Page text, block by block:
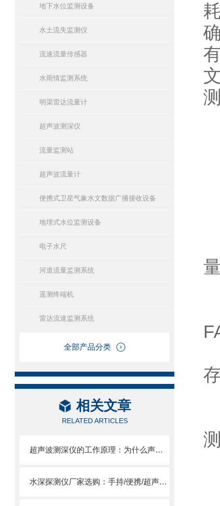
地下水位监测设备
水土流失监测仪
流速流量传感器
水雨情监测系统
明渠雷达流量计
超声波测深仪
流量监测站
超声波流量计
便携式卫星气象水文数据广播接收设备
地埋式水位监测设备
电子水尺
河道流量监测系统
遥测终端机
雷达流速监测系统
全部产品分类
相关文章
RELATED ARTICLES
超声波测深仪的工作原理：为什么声波能测水深？FT-CS150+告诉你答案
水深探测仪厂家选购：手持/便携/超声波测深仪现货直供。